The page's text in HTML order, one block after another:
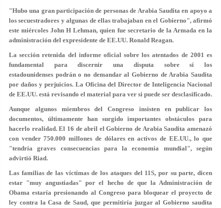
"Hubo una gran participación de personas de Arabia Saudita en apoyo a
los secuestradores y algunas de ellas trabajaban en el Gobierno", afirmó
este miércoles John H Lehman, quien fue secretario de la Armada en la
administración del expresidente de EE.UU. Ronald Reagan.
La sección retenida del informe oficial sobre los atentados de 2001 es
fundamental para discernir una disputa sobre si los
estadounidenses podrán o no demandar al Gobierno de Arabia Saudita
por daños y perjuicios. La Oficina del Director de Inteligencia Nacional
de EE.UU. está revisando el material para ver si puede ser desclasificado.
Aunque algunos miembros del Congreso insisten en publicar los
documentos, últimamente han surgido importantes obstáculos para
hacerlo realidad. El 16 de abril el Gobierno de Arabia Saudita amenazó
con vender 750.000 millones de dólares en activos de EE.UU., lo que
"tendría graves consecuencias para la economía mundial", según
advirtió Riad.
Las familias de las víctimas de los ataques del 11S, por su parte, dicen
estar "muy angustiadas" por el hecho de que la Administración de
Obama estaría presionando al Congreso para bloquear el proyecto de
ley contra la Casa de Saud, que permitiría juzgar al Gobierno saudita